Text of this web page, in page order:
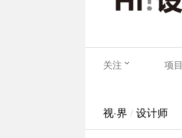
关注 项目
视·界 / 设计师